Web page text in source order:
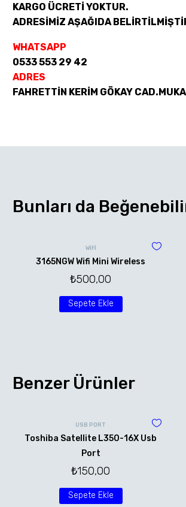
KARGO ÜCRETİ YOKTUR.
ADRESİMİZ AŞAĞIDA
WHATSAPP
0533 553 29 42
ADRES
FAHRETTİN KERİM GÖKAY
Bunları da
WİFİ
3165NGW Wifi Mini Wireless
₺500,00
Sepete Ekle
Benzer Ürünler
USB PORT
Toshiba Satellite L350-16X Usb
Port
₺150,00
Sepete Ekle